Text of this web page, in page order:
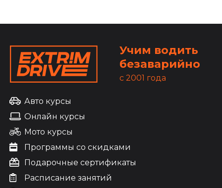
Учим водить
безаварийно
c 2001 года
Авто курсы
Онлайн курсы
Мото курсы
Программы со скидками
Подарочные сертификаты
Расписание занятий